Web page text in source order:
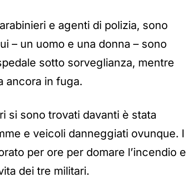
e agenti di polizia, sono
– un uomo e una donna – sono
sotto sorveglianza, mentre
ancora in fuga.
si sono trovati davanti è stata
e veicoli danneggiati ovunque. I
per ore per domare l’incendio e
dei tre militari.